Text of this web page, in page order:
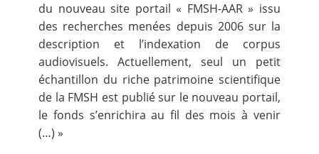
du nouveau site portail « FMSH-AAR » issu
des recherches menées depuis 2006 sur la
description et l’indexation de corpus
audiovisuels. Actuellement, seul un petit
échantillon du riche patrimoine scientifique
de la FMSH est publié sur le nouveau portail,
le fonds s’enrichira au fil des mois à venir
(…) »